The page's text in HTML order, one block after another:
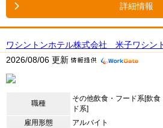
詳細情報
ワシントンホテル株式会社 米子ワシン
2026/08/06 更新
職種
その他飲食・フード系[飲
ド系]
雇用形態
アルバイト